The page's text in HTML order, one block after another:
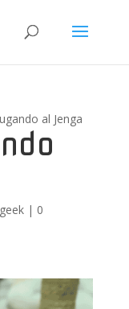
al Jenga
| 0